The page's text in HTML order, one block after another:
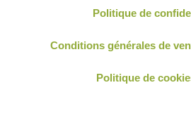
Politique de
Conditions générales de
Politique de